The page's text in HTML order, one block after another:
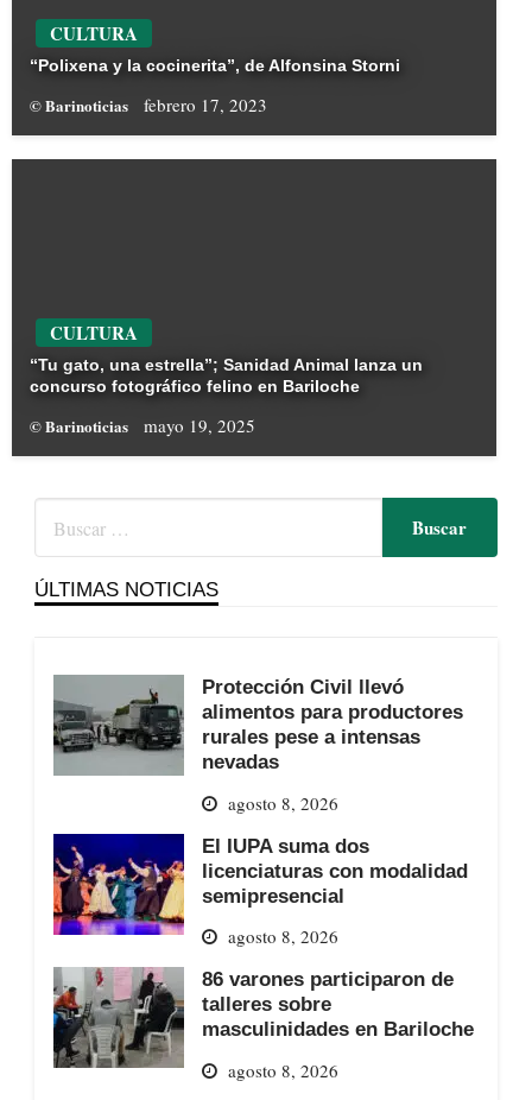
CULTURA
“Polixena y la cocinerita”, de Alfonsina Storni
© Barinoticias febrero 17, 2023
CULTURA
“Tu gato, una estrella”; Sanidad Animal lanza un
concurso fotográfico felino en Bariloche
© Barinoticias mayo 19, 2025
ÚLTIMAS NOTICIAS
Protección Civil llevó
alimentos para productores
rurales pese a intensas
nevadas
agosto 8, 2026
El IUPA suma dos
licenciaturas con modalidad
semipresencial
agosto 8, 2026
86 varones participaron de
talleres sobre
masculinidades en Bariloche
agosto 8, 2026